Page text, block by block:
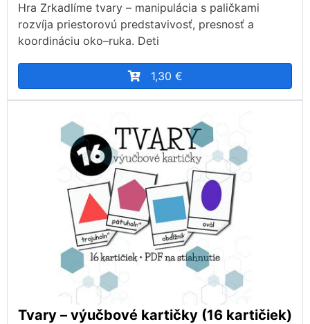
Hra Zrkadlíme tvary – manipulácia s paličkami
rozvíja priestorovú predstavivosť, presnosť a
koordináciu oko–ruka. Deti
1,30 €
Tvary – výučbové kartičky (16 kartičiek)